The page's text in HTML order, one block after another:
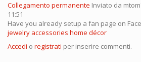
Collegamento permanente Inviato da
11:51
Have you already setup a fan page on
jewelry accessories home décor
Accedi o registrati per inserire commenti.